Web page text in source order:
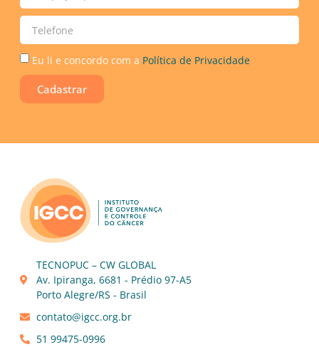
Eu li e concordo com a Política de Privacidade
Cadastrar
TECNOPUC – CW GLOBAL
Av. Ipiranga, 6681 - Prédio 97-A5
Porto Alegre/RS - Brasil
contato@igcc.org.br
51 99475-0996